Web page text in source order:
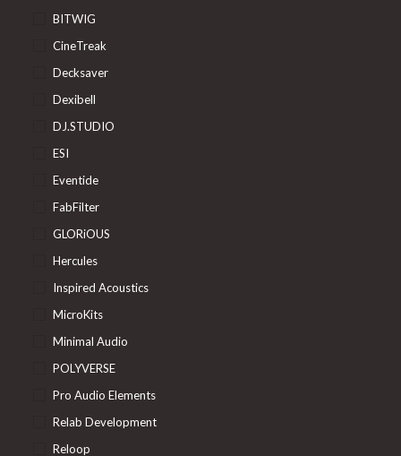
BITWIG
CineTreak
Decksaver
Dexibell
DJ.STUDIO
ESI
Eventide
FabFilter
GLORiOUS
Hercules
Inspired Acoustics
MicroKits
Minimal Audio
POLYVERSE
Pro Audio Elements
Relab Development
Reloop